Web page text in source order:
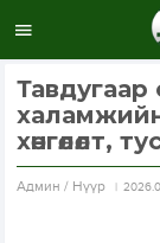
хөнгөлөлт,
Aдмин / Нүүр